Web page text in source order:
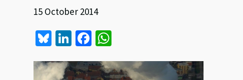
15 October 2014
Bl
es
Li
ke
Fa
b at